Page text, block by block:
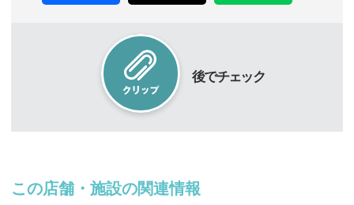
後でチェック
この店舗・施設の関連情報